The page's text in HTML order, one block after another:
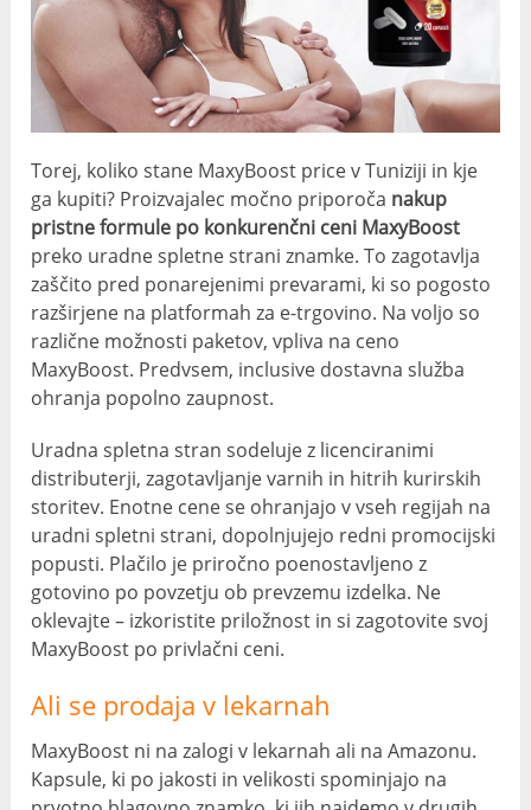
Torej, koliko stane MaxyBoost price v Tuniziji in kje
ga kupiti? Proizvajalec močno priporoča nakup
pristne formule po konkurenčni ceni MaxyBoost
preko uradne spletne strani znamke. To zagotavlja
zaščito pred ponarejenimi prevarami, ki so pogosto
razširjene na platformah za e-trgovino. Na voljo so
različne možnosti paketov, vpliva na ceno
MaxyBoost. Predvsem, inclusive dostavna služba
ohranja popolno zaupnost.
Uradna spletna stran sodeluje z licenciranimi
distributerji, zagotavljanje varnih in hitrih kurirskih
storitev. Enotne cene se ohranjajo v vseh regijah na
uradni spletni strani, dopolnjujejo redni promocijski
popusti. Plačilo je priročno poenostavljeno z
gotovino po povzetju ob prevzemu izdelka. Ne
oklevajte – izkoristite priložnost in si zagotovite svoj
MaxyBoost po privlačni ceni.
Ali se prodaja v lekarnah
MaxyBoost ni na zalogi v lekarnah ali na Amazonu.
Kapsule, ki po jakosti in velikosti spominjajo na